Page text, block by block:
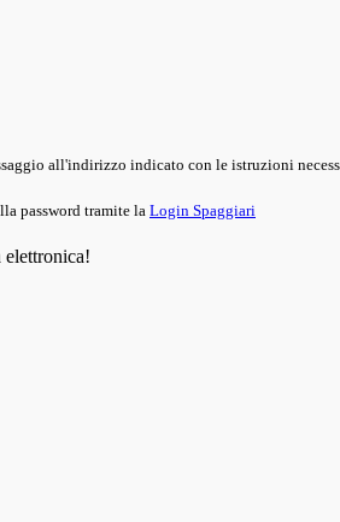
all'indirizzo indicato con le istruzioni
password tramite la Login Spaggiari
elettronica!